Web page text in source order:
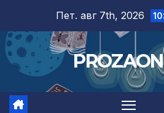
content
Пет. авг 7th, 2026